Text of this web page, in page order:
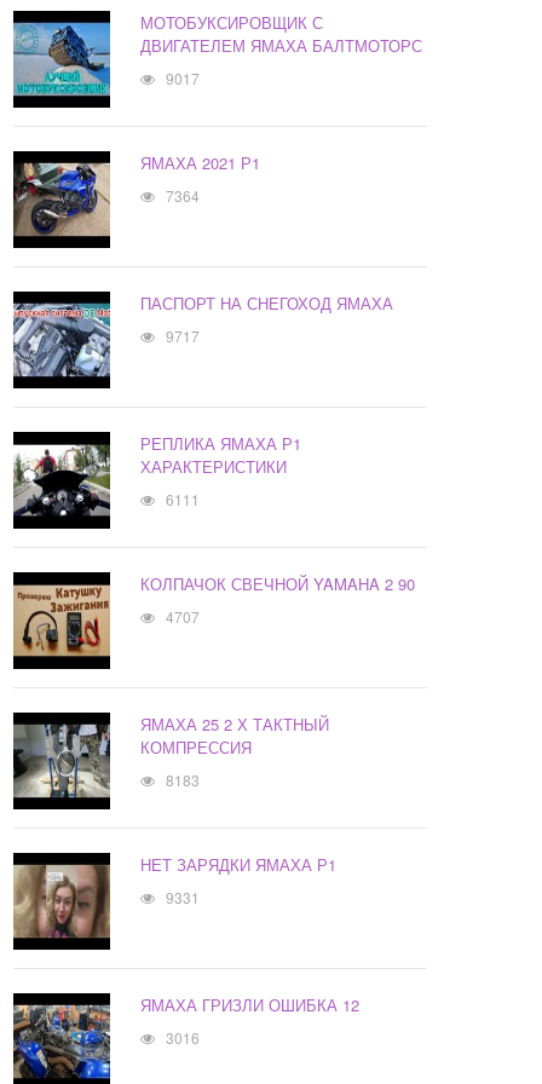
МОТОБУКСИРОВЩИК С
ДВИГАТЕЛЕМ ЯМАХА БАЛТМОТОРС
9017
ЯМАХА 2021 Р1
7364
ПАСПОРТ НА СНЕГОХОД ЯМАХА
9717
РЕПЛИКА ЯМАХА Р1
ХАРАКТЕРИСТИКИ
6111
КОЛПАЧОК СВЕЧНОЙ YAMAHA 2 90
4707
ЯМАХА 25 2 Х ТАКТНЫЙ
КОМПРЕССИЯ
8183
НЕТ ЗАРЯДКИ ЯМАХА Р1
9331
ЯМАХА ГРИЗЛИ ОШИБКА 12
3016